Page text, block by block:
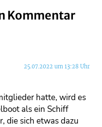
Kommentar
25.07.2022 um 13:28 Uhr
hatte, wird es
als ein Schiff
die sich etwas dazu